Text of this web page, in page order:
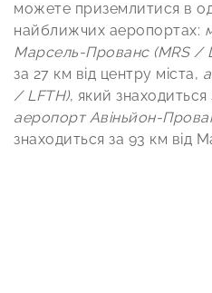
можете приземлитися в
найближчих аеропортах:
Марсель-Прованс (MRS /
за 27 км від центру міста,
/ LFTH), який
аеропорт Авіньйон-
знаходиться за 93 км від